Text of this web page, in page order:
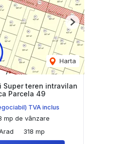
Harta
Next
Super teren intravilan
Parcela 49
TVA inclus
mp de vânzare
318 mp